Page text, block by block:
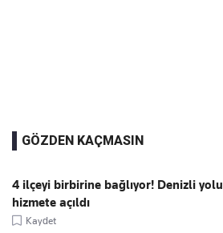
GÖZDEN KAÇMASIN
4 ilçeyi birbirine bağlıyor! Denizli yolu
hizmete açıldı
Kaydet